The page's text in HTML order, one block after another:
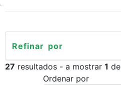
Refinar por
27 resultados - a mostrar 1 de
Ordenar por